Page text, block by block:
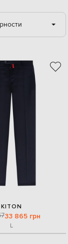
KITON
33 865 грн
L